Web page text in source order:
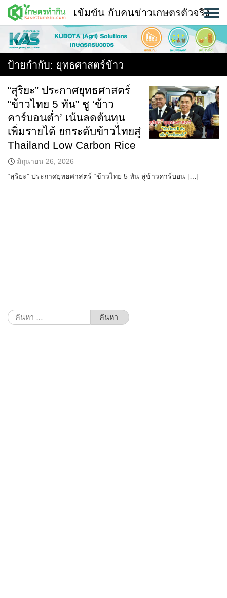
Skip
content
พืช
หน้าแรก
แวดวงเกษตร
ใคร ทำอะไร ที่ไหน
สถานีข่าววันนี้
เข้มข้น กับคนข่าวเกษตรตัวจริง
ป้ายกำกับ: ยุทธศาสตร์ข้าว
“สุริยะ” ประกาศยุทธศาสตร์
“ข้าวไทย 5 ทัน” ชู ‘ข้าว
คาร์บอนต่ำ’ เน้นลดต้นทุน
เพิ่มรายได้ ยกระดับข้าวไทยสู่
Thailand Low Carbon Rice
มิถุนายน 26, 2026
“สุริยะ” ประกาศยุทธศาสตร์ “ข้าวไทย 5 ทัน สู่ข้าวคาร์บอน […]
ค้นหา
สำหรับ: